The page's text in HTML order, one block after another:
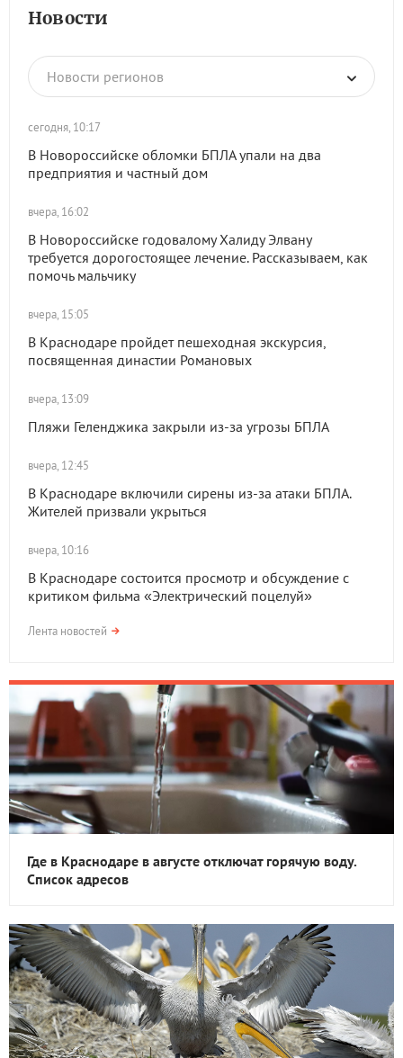
Новости
Новости регионов
сегодня, 10:17
В Новороссийске обломки БПЛА упали на два
предприятия и частный дом
вчера, 16:02
В Новороссийске годовалому Халиду Элвану
требуется дорогостоящее лечение. Рассказываем, как
помочь мальчику
вчера, 15:05
В Краснодаре пройдет пешеходная экскурсия,
посвященная династии Романовых
вчера, 13:09
Пляжи Геленджика закрыли из-за угрозы БПЛА
вчера, 12:45
В Краснодаре включили сирены из-за атаки БПЛА.
Жителей призвали укрыться
вчера, 10:16
В Краснодаре состоится просмотр и обсуждение с
критиком фильма «Электрический поцелуй»
Лента новостей
Где в Краснодаре в августе отключат горячую воду.
Список адресов